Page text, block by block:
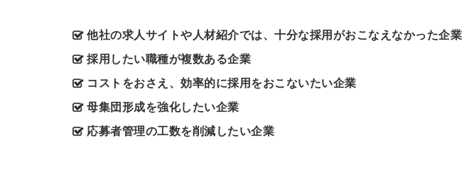
他社の求人サイトや人材紹介では、十分な採用がおこなえなかった企業
採用したい職種が複数ある企業
コストをおさえ、効率的に採用をおこないたい企業
母集団形成を強化したい企業
応募者管理の工数を削減したい企業